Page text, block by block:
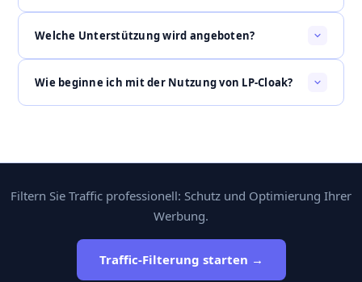
Welche Unterstützung wird angeboten?
Wie beginne ich mit der Nutzung von LP-Cloak?
Filtern Sie Traffic professionell: Schutz und Optimierung Ihrer
Werbung.
Traffic-Filterung starten →